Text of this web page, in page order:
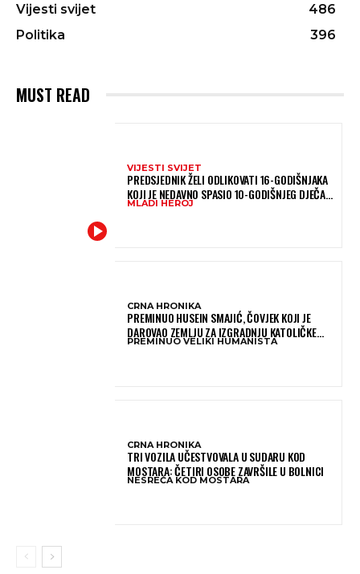
Vijesti svijet
486
Politika
396
MUST READ
VIJESTI SVIJET
PREDSJEDNIK ŽELI ODLIKOVATI 16-GODIŠNJAKA
KOJI JE NEDAVNO SPASIO 10-GODIŠNJEG DJEČAKA
IZ SMRTONOSNIH VALOVA
MLADI HEROJ
CRNA HRONIKA
PREMINUO HUSEIN SMAJIĆ, ČOVJEK KOJI JE
DAROVAO ZEMLJU ZA IZGRADNJU KATOLIČKE
CRKVE U BUGOJNU
PREMINUO VELIKI HUMANISTA
CRNA HRONIKA
TRI VOZILA UČESTVOVALA U SUDARU KOD
MOSTARA: ČETIRI OSOBE ZAVRŠILE U BOLNICI
NESREĆA KOD MOSTARA